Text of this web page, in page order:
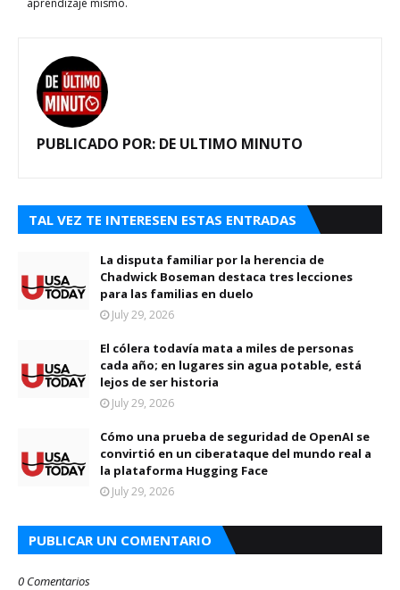
aprendizaje mismo.
PUBLICADO POR: DE ULTIMO MINUTO
TAL VEZ TE INTERESEN ESTAS ENTRADAS
La disputa familiar por la herencia de
Chadwick Boseman destaca tres lecciones
para las familias en duelo
July 29, 2026
El cólera todavía mata a miles de personas
cada año; en lugares sin agua potable, está
lejos de ser historia
July 29, 2026
Cómo una prueba de seguridad de OpenAI se
convirtió en un ciberataque del mundo real a
la plataforma Hugging Face
July 29, 2026
PUBLICAR UN COMENTARIO
0 Comentarios